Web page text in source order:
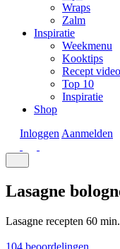
Wraps
Zalm
Inspiratie
Weekmenu
Kooktips
Recept
Top 10
Inspiratie
Shop
Inloggen Aanmelden
Lasagne
Lasagne recepten 60 min.
104 beoordelingen